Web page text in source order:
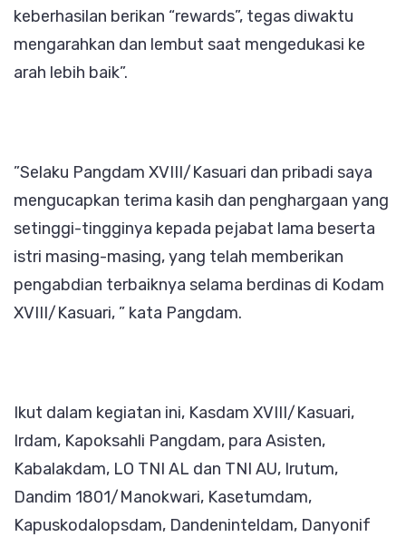
keberhasilan berikan “rewards”, tegas diwaktu
mengarahkan dan lembut saat mengedukasi ke
arah lebih baik”.
”Selaku Pangdam XVIII/Kasuari dan pribadi saya
mengucapkan terima kasih dan penghargaan yang
setinggi-tingginya kepada pejabat lama beserta
istri masing-masing, yang telah memberikan
pengabdian terbaiknya selama berdinas di Kodam
XVIII/Kasuari, ” kata Pangdam.
Ikut dalam kegiatan ini, Kasdam XVIII/Kasuari,
Irdam, Kapoksahli Pangdam, para Asisten,
Kabalakdam, LO TNI AL dan TNI AU, Irutum,
Dandim 1801/Manokwari, Kasetumdam,
Kapuskodalopsdam, Dandeninteldam, Danyonif